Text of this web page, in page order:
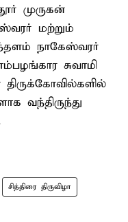
முருகன்
மற்றும்
நாகேஸ்வரர்
சுவாமி
வந்திருந்து
சித்திரை திருவிழா